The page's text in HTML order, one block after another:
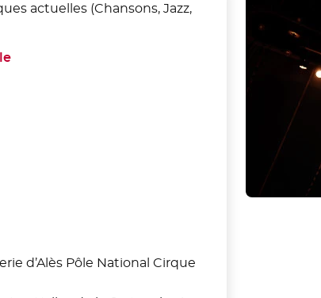
actuelles (Chansons, Jazz,
- Nouvelle fenêtre
fenêtre
d’Alès Pôle National Cirque